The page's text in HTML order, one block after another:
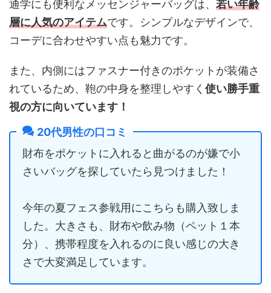
通学にも便利なメッセンジャーバッグは、 若い年齢
層に人気のアイテムです。シンプルなデザインで、
コーデに合わせやすい点も魅力です。
また、内側にはファスナー付きのポケットが装備さ
れているため、鞄の中身を整理しやすく 使い勝手重
視の方に向いています！
20代男性の口コミ
財布をポケットに入れると曲がるのが嫌で小
さいバッグを探していたら見つけました！
今年の夏フェス参戦用にこちらも購入致しま
した。大きさも、財布や飲み物（ペット１本
分）、携帯程度を入れるのに良い感じの大き
さで大変満足しています。